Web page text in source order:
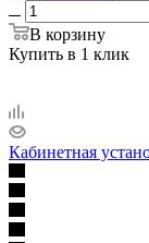
В корзину
Купить в 1 клик
Кабинетная